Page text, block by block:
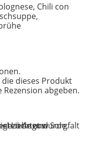
Chili con
dieses Produkt
abgeben.